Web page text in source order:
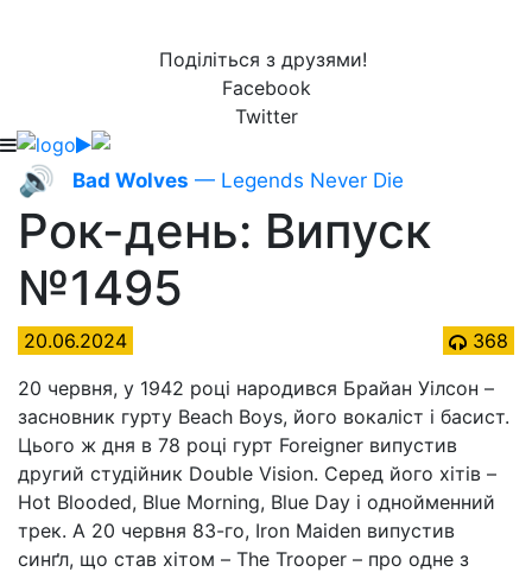
Поділіться з друзями!
Facebook
Twitter
🔊 Bad Wolves — Legends Never Die
Рок-день: Випуск
№1495
20.06.2024
368
20 червня, у 1942 році народився Брайан Уілсон –
засновник гурту Beach Boys, його вокаліст і басист.
Цього ж дня в 78 році гурт Foreigner випустив
другий студійник Double Vision. Серед його хітів –
Hot Blooded, Blue Morning, Blue Day і однойменний
трек. А 20 червня 83-го, Iron Maiden випустив
синґл, що став хітом – The Trooper – про одне з